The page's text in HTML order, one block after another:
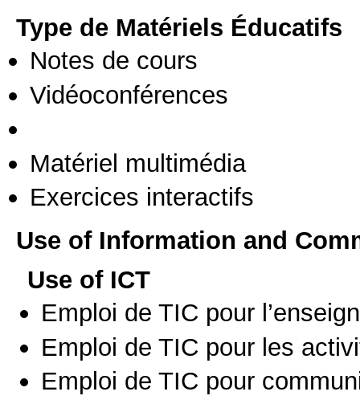
Type de Matériels Éducatifs
Notes de cours
Vidéoconférences
Matériel multimédia
Exercices interactifs
Use of Information and
Use of ICT
Emploi de TIC pour
Emploi de TIC pour les
Emploi de TIC pour